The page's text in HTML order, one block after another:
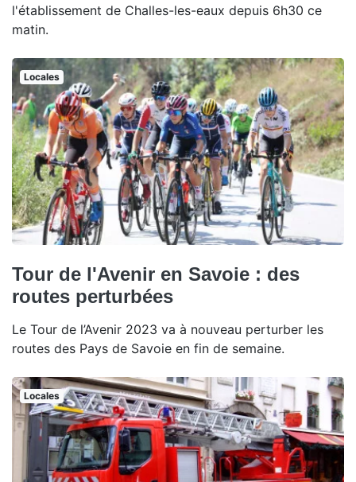
l'établissement de Challes-les-eaux depuis 6h30 ce
matin.
Locales
Tour de l'Avenir en Savoie : des
routes perturbées
Le Tour de l’Avenir 2023 va à nouveau perturber les
routes des Pays de Savoie en fin de semaine.
Locales